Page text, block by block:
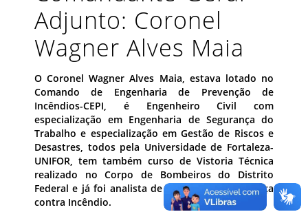
Adjunto: Coronel
Wagner Alves Maia
O Coronel Wagner Alves Maia, estava lotado no
Comando de Engenharia de Prevenção de
Incêndios-CEPI, é Engenheiro Civil com
especialização em Engenharia de Segurança do
Trabalho e especialização em Gestão de Riscos e
Desastres, todos pela Universidade de Fortaleza-
UNIFOR, tem também curso de Vistoria Técnica
realizado no Corpo de Bombeiros do Distrito
Federal e já foi analista de projetos de Segurança
contra Incêndio.